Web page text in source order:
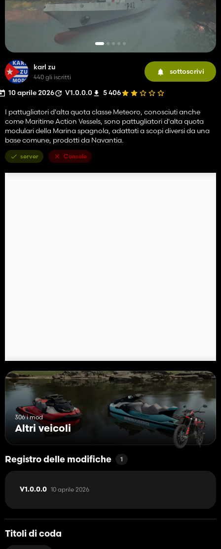
karl zu
440 gli iscritti
sottoscrivi
10 aprile 2026 V1.0.0.0 5 406
I pattugliatori d'alta quota classe Meteoro, conosciuti anche
come Maritime Action Vessels, sono pattugliatori d'alta quota
modulari della Marina spagnola, adattati a scopi diversi da una
base comune, prodotti da Navantia.
server Console
306 i mod
Altri veicoli
Registro delle modifiche 1
V1.0.0.0 10 aprile 2026
Titoli di coda